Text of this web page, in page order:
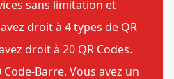
sans limitation et
droit à 4 types de QR
droit à 20 QR Codes.
Barre. Vous avez un